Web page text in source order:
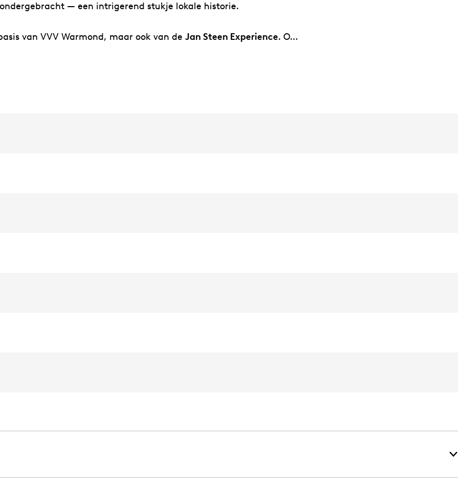
— een intrigerend stukje lokale historie.
van VVV Warmond, maar ook van de Jan Steen Experience. O…